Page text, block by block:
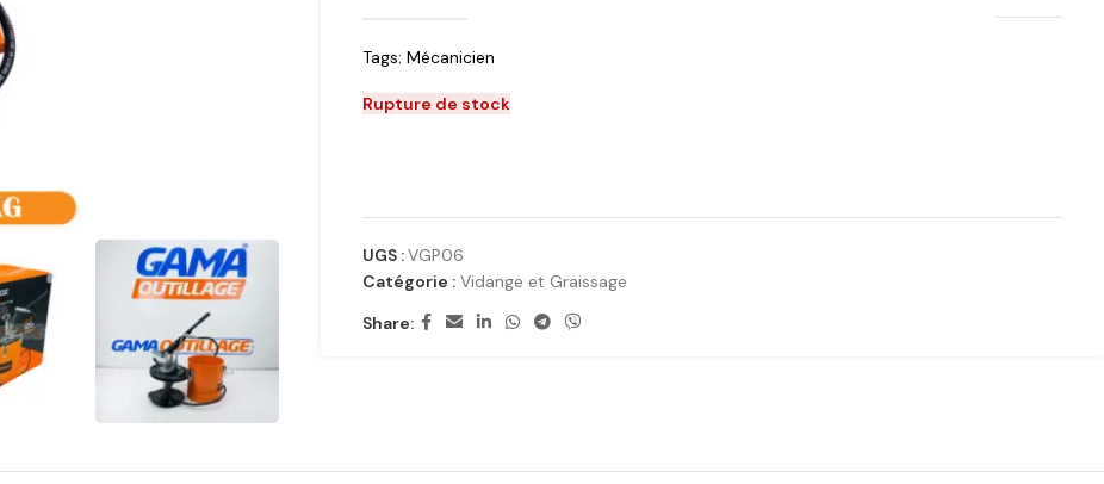
Tags: Mécanicien
Rupture de stock
UGS :VGP06
Catégorie : Vidange et Graissage
Share: